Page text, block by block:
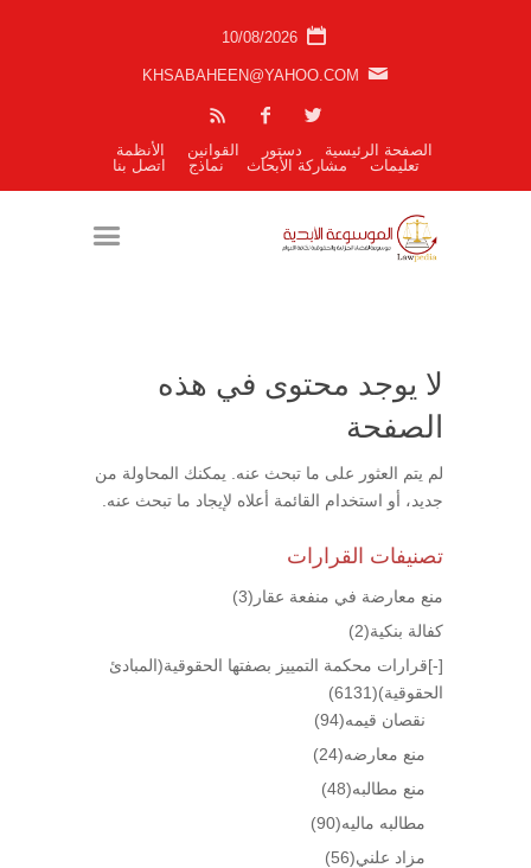
10/08/2026
KHSABAHEEN@YAHOO.COM
الصفحة الرئيسية دستور القوانين
الأنظمة
تعليمات
مشاركة الأبحاث نماذج اتصل بنا
لا يوجد محتوى في هذه
الصفحة
لم يتم العثور على ما تبحث عنه. يمكنك المحاولة من
جديد، أو استخدام القائمة أعلاه لإيجاد ما تبحث عنه.
تصنيفات القرارات
منع معارضة في منفعة عقار (3)
كفالة بنكية(2)
[-]قرارات محكمة التمييز بصفتها الحقوقية(المبادئ
الحقوقية)(6131)
نقصان قيمه(94)
منع معارضه(24)
منع مطالبه(48)
مطالبه ماليه(90)
مزاد علني(56)